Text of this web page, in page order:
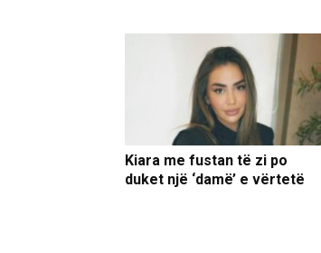
Kiara me fustan të zi po
duket një ‘damë’ e vërtetë